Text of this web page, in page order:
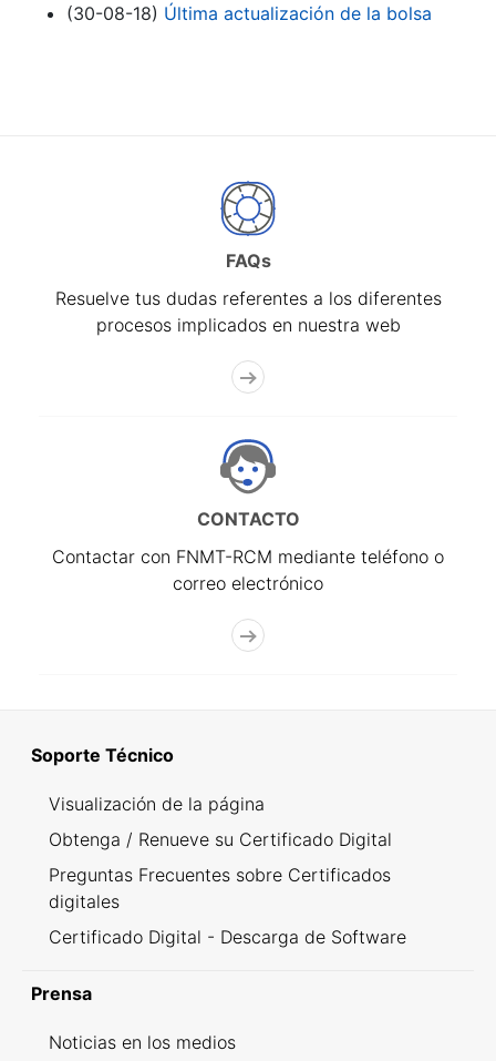
(30-08-18) Última actualización de la bolsa
FAQs
Resuelve tus dudas referentes a los diferentes
procesos implicados en nuestra web
CONTACTO
Contactar con FNMT-RCM mediante teléfono o
correo electrónico
Soporte Técnico
Visualización de la página
Obtenga / Renueve su Certificado Digital
Preguntas Frecuentes sobre Certificados
digitales
Certificado Digital - Descarga de Software
Prensa
Noticias en los medios